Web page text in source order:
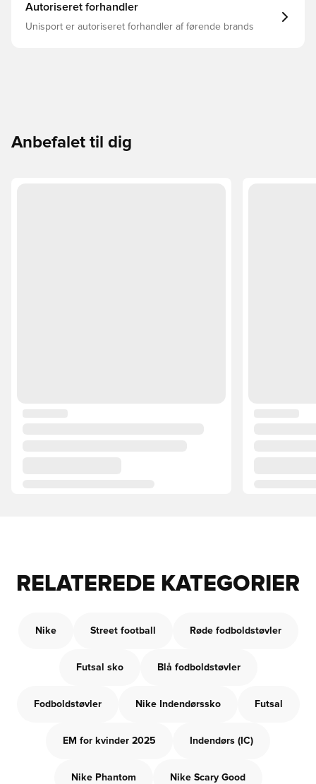
Autoriseret forhandler
Unisport er autoriseret forhandler af førende brands
Anbefalet til dig
RELATEREDE KATEGORIER
Nike Street football Røde fodboldstøvler
Futsal sko Blå fodboldstøvler
Fodboldstøvler Nike Indendørssko Futsal
EM for kvinder 2025 Indendørs (IC)
Nike Phantom Nike Scary Good